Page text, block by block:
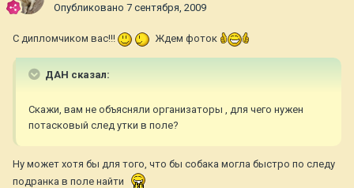
Опубликовано 7 сентября, 2009
С дипломчиком вас!!! Ждем фоток
ДАН сказал:
Скажи, вам не объясняли организаторы , для чего нужен
потасковый след утки в поле?
Ну может хотя бы для того, что бы собака могла быстро по следу
подранка в поле найти